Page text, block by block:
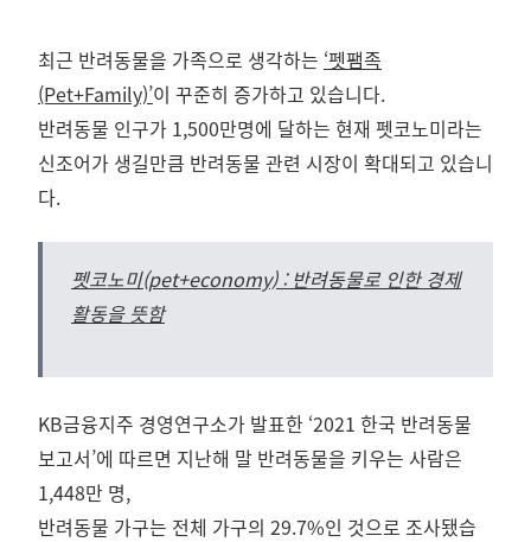
최근 반려동물을 가족으로 생각하는 ‘펫팸족
(Pet+Family)’이 꾸준히 증가하고 있습니다.
반려동물 인구가 1,500만명에 달하는 현재 펫코노미라는
신조어가 생길만큼 반려동물 관련 시장이 확대되고 있습니
다.
펫코노미(pet+economy) : 반려동물로 인한 경제
활동을 뜻함
KB금융지주 경영연구소가 발표한 ‘2021 한국 반려동물
보고서’에 따르면 지난해 말 반려동물을 키우는 사람은
1,448만 명,
반려동물 가구는 전체 가구의 29.7%인 것으로 조사됐습